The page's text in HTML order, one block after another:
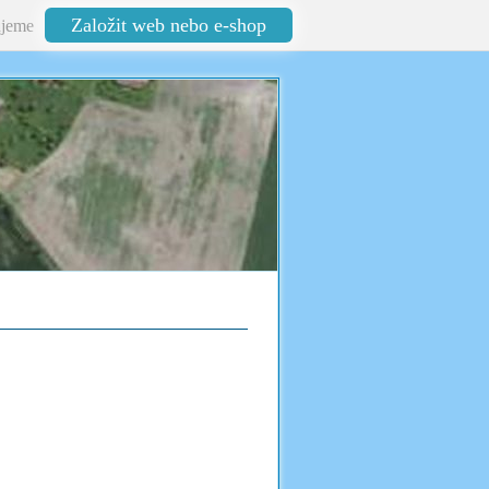
Založit web nebo e-shop